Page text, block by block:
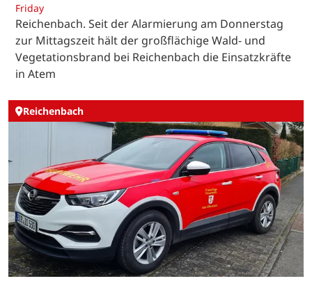
Friday
Reichenbach. Seit der Alarmierung am Donnerstag
zur Mittagszeit hält der großflächige Wald- und
Vegetationsbrand bei Reichenbach die Einsatzkräfte
in Atem
Reichenbach